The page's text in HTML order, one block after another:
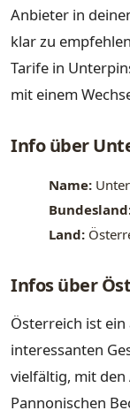
Anbieter in
klar zu
Tarife in
mit einem
Info über
Name:
Land:
Infos über
Österreich ist
interessanten
vielfältig, mit den
Pannonischen